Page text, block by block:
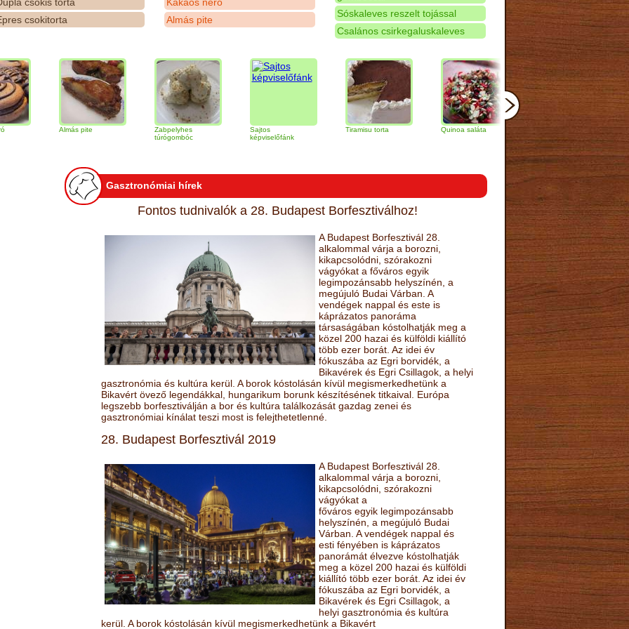
csokitorta
Almás pite
Sóskaleves reszelt tojással
Csalános csirkegaluskaleves
Zabpelyhes
túrógombóc
képviselőfánk
Tiramisu torta Quinoa saláta Mandulás kifli
narancs
Gasztronómiai hírek
Fontos tudnivalók a 28. Budapest Borfesztiválhoz!
A Budapest Borfesztivál 28.
alkalommal várja a borozni,
kikapcsolódni, szórakozni
vágyókat a főváros egyik
legimpozánsabb helyszínén, a
megújuló Budai Várban. A
vendégek nappal és este is
káprázatos panoráma
társaságában kóstolhatják meg a
közel 200 hazai és külföldi kiállító
több ezer borát. Az idei év
fókuszába az Egri borvidék, a
Bikavérek és Egri Csillagok, a helyi
gasztronómia és kultúra kerül. A borok kóstolásán kívül megismerkedhetünk a
Bikavért övező legendákkal, hungarikum borunk készítésének titkaival. Európa
legszebb borfesztiválján a bor és kultúra találkozását gazdag zenei és
gasztronómiai kínálat teszi most is felejthetetlenné.
28. Budapest Borfesztivál 2019
A Budapest Borfesztivál 28.
alkalommal várja a borozni,
kikapcsolódni, szórakozni
vágyókat a
főváros egyik legimpozánsabb
helyszínén, a megújuló Budai
Várban. A vendégek nappal és
esti fényében is káprázatos
panorámát élvezve kóstolhatják
meg a közel 200 hazai és külföldi
kiállító több ezer borát. Az idei év
fókuszába az Egri borvidék, a
Bikavérek és Egri Csillagok, a
helyi gasztronómia és kultúra
kerül. A borok kóstolásán kívül megismerkedhetünk a Bikavért